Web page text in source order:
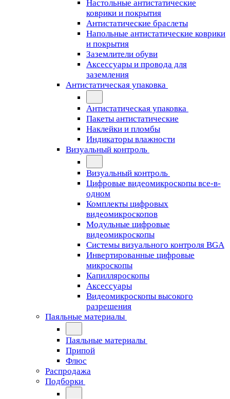
Настольные антистатические
коврики и покрытия
Антистатические браслеты
Напольные антистатические коврики
и покрытия
Заземлители обуви
Аксессуары и провода для
заземления
Антистатическая упаковка
Антистатическая упаковка
Пакеты антистатические
Наклейки и пломбы
Индикаторы влажности
Визуальный контроль
Визуальный контроль
Цифровые видеомикроскопы все-в-
одном
Комплекты цифровых
видеомикроскопов
Модульные цифровые
видеомикроскопы
Cистемы визуального контроля BGA
Инвертированные цифровые
микроскопы
Капилляроскопы
Аксессуары
Видеомикроскопы высокого
разрешения
Паяльные материалы
Паяльные материалы
Припой
Флюс
Распродажа
Подборки